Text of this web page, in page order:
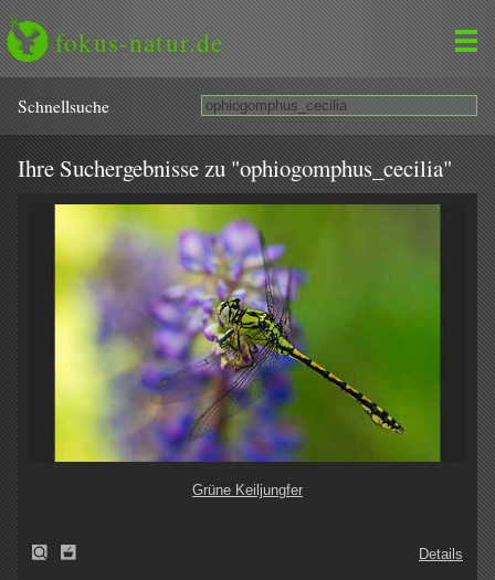
fokus-natur.de
Schnell­suche
Ihre Suchergebnisse zu "ophiogomphus_cecilia"
Grüne Keiljungfer
Details